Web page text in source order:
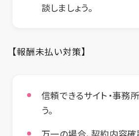
談しましょう。
【報酬未払い対策】
信頼できるサイト・事務
う。